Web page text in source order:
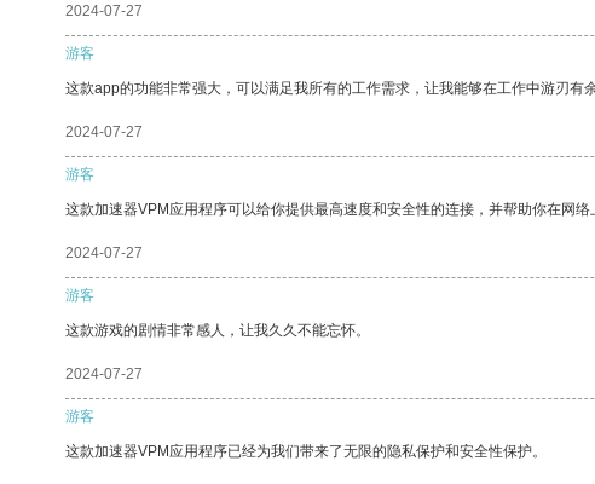
2024-07-27
游客
这款app的功能非常强大，可以满足我所有的工作需求，让我能够在工作中游刃有余
2024-07-27
游客
这款加速器VPM应用程序可以给你提供最高速度和安全性的连接，并帮助你在网络
2024-07-27
游客
这款游戏的剧情非常感人，让我久久不能忘怀。
2024-07-27
游客
这款加速器VPM应用程序已经为我们带来了无限的隐私保护和安全性保护。